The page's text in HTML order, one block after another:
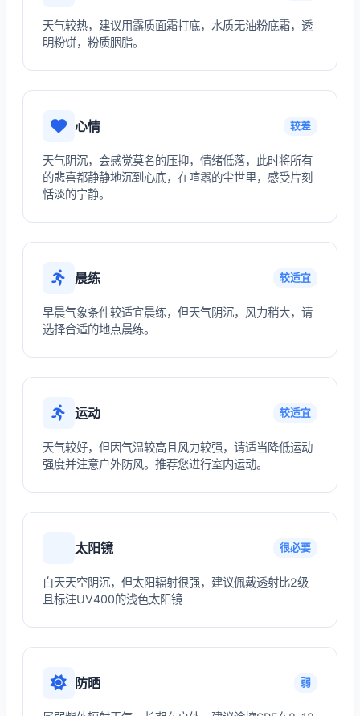
天气较热，建议用露质面霜打底，水质无油粉底霜，透
明粉饼，粉质胭脂。
心情 较差
天气阴沉，会感觉莫名的压抑，情绪低落，此时将所有
的悲喜都静静地沉到心底，在喧嚣的尘世里，感受片刻
恬淡的宁静。
晨练 较适宜
早晨气象条件较适宜晨练，但天气阴沉，风力稍大，请
选择合适的地点晨练。
运动 较适宜
天气较好，但因气温较高且风力较强，请适当降低运动
强度并注意户外防风。推荐您进行室内运动。
太阳镜 很必要
白天天空阴沉，但太阳辐射很强，建议佩戴透射比2级
且标注UV400的浅色太阳镜
防晒 弱